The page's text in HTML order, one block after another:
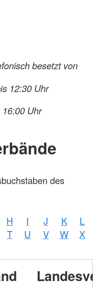
besetzt von
12:30 Uhr
Uhr
des
H I J K
L
T U V W
X